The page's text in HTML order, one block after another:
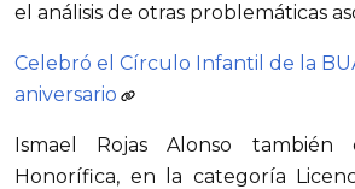
el análisis de otras problemáticas
Celebró el Círculo Infantil de la
aniversario
Ismael Rojas Alonso también
Honorífica, en la categoría